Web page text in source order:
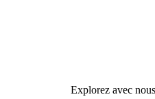
Explorez avec